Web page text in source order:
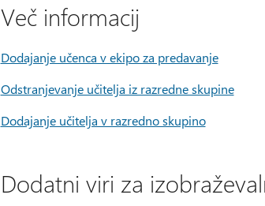
Več informacij
Dodajanje učenca v ekipo za predavanje
Odstranjevanje učitelja iz razredne skupine
Dodajanje učitelja v razredno skupino
Dodatni viri za